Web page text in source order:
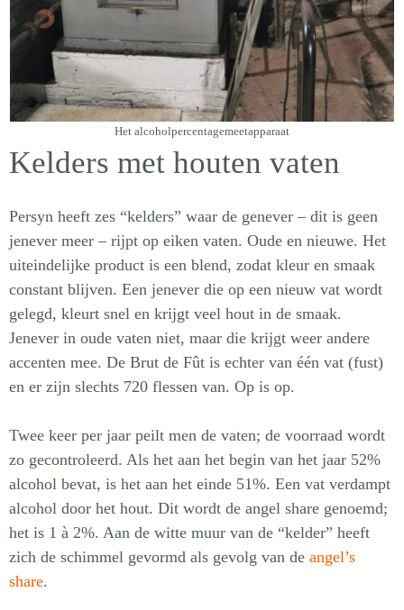
Het alcoholpercentagemeetapparaat
Kelders met houten vaten
Persyn heeft zes “kelders” waar de genever – dit is geen
jenever meer – rijpt op eiken vaten. Oude en nieuwe. Het
uiteindelijke product is een blend, zodat kleur en smaak
constant blijven. Een jenever die op een nieuw vat wordt
gelegd, kleurt snel en krijgt veel hout in de smaak.
Jenever in oude vaten niet, maar die krijgt weer andere
accenten mee. De Brut de Fût is echter van één vat (fust)
en er zijn slechts 720 flessen van. Op is op.
Twee keer per jaar peilt men de vaten; de voorraad wordt
zo gecontroleerd. Als het aan het begin van het jaar 52%
alcohol bevat, is het aan het einde 51%. Een vat verdampt
alcohol door het hout. Dit wordt de angel share genoemd;
het is 1 à 2%. Aan de witte muur van de “kelder” heeft
zich de schimmel gevormd als gevolg van de angel’s
share.